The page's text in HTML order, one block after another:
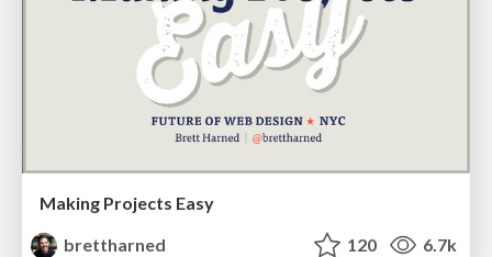
Making Projects Easy
brettharned
120 6.7k